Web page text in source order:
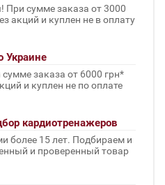
При сумме заказа от 3000
акций и куплен не в оплату
Украине
заказа от 6000 грн*
и куплен не по оплате
кардиотренажеров
более 15 лет. Подбираем и
и проверенный товар